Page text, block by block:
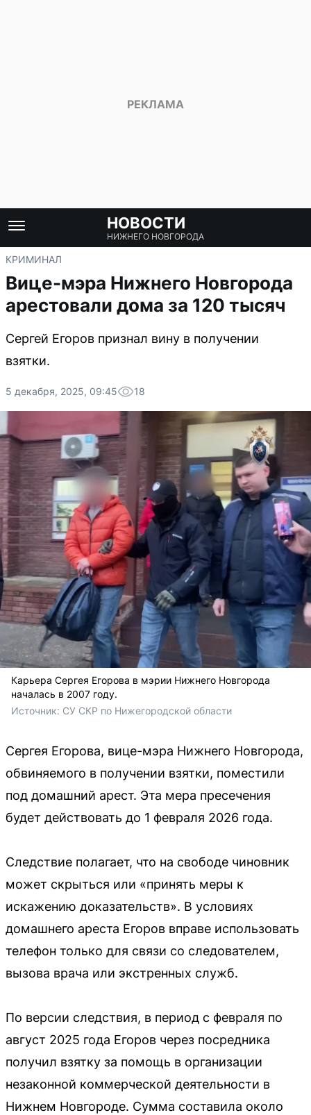
НОВОСТИ
НИЖНЕГО НОВГОРОДА
КРИМИНАЛ
Вице-мэра Нижнего Новгорода
арестовали дома за 120 тысяч
Сергей Егоров признал вину в получении
взятки.
5 декабря, 2025, 09:45 18
Карьера Сергея Егорова в мэрии Нижнего Новгорода
началась в 2007 году.
Источник: СУ СКР по Нижегородской области
Сергея Егорова, вице-мэра Нижнего Новгорода,
обвиняемого в получении взятки, поместили
под домашний арест. Эта мера пресечения
будет действовать до 1 февраля 2026 года.
Следствие полагает, что на свободе чиновник
может скрыться или «принять меры к
искажению доказательств». В условиях
домашнего ареста Егоров вправе использовать
телефон только для связи со следователем,
вызова врача или экстренных служб.
По версии следствия, в период с февраля по
август 2025 года Егоров через посредника
получил взятку за помощь в организации
незаконной коммерческой деятельности в
Нижнем Новгороде. Сумма составила около